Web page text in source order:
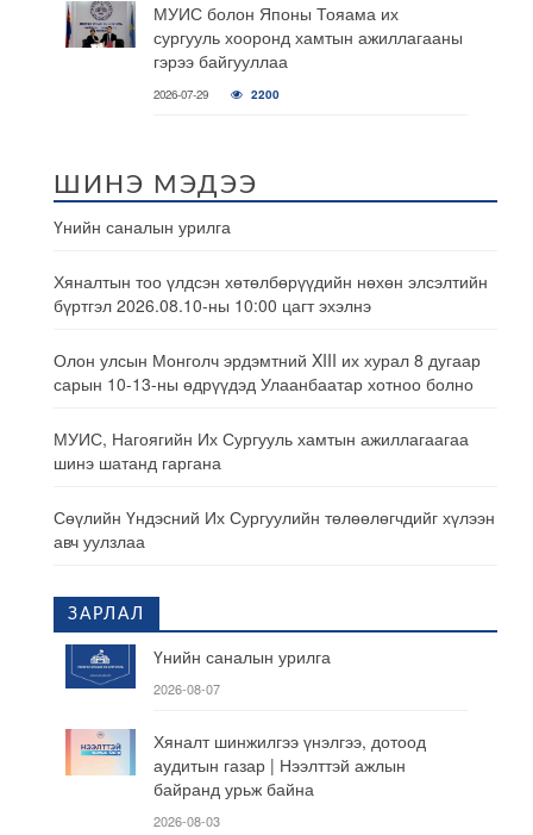
МУИС болон Японы Тояама их
сургууль хооронд хамтын ажиллагааны
гэрээ байгууллаа
2026-07-29 2200
ШИНЭ МЭДЭЭ
Үнийн саналын урилга
Хяналтын тоо үлдсэн хөтөлбөрүүдийн нөхөн элсэлтийн
бүртгэл 2026.08.10-ны 10:00 цагт эхэлнэ
Олон улсын Монголч эрдэмтний XIII их хурал 8 дугаар
сарын 10-13-ны өдрүүдэд Улаанбаатар хотноо болно
МУИС, Нагоягийн Их Сургууль хамтын ажиллагаагаа
шинэ шатанд гаргана
Сөүлийн Үндэсний Их Сургуулийн төлөөлөгчдийг хүлээн
авч уулзлаа
ЗАРЛАЛ
Үнийн саналын урилга
2026-08-07
Хяналт шинжилгээ үнэлгээ, дотоод
аудитын газар | Нээлттэй ажлын
байранд урьж байна
2026-08-03